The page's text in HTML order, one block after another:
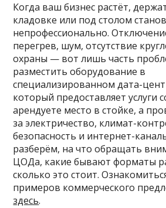
Когда ваш бизнес растёт,
кладовке или под столом
непрофессионально.
перегрев, шум, отсутствие
охраны — вот лишь часть
разместить оборудование в
специализированном дата-
который предоставляет услуги
арендуете место в стойке, а
за электричество, климат-
безопасность и интернет-
разберём, на что обращать
ЦОДа, какие бывают форматы
сколько это стоит.
примеров коммерческого
здесь.